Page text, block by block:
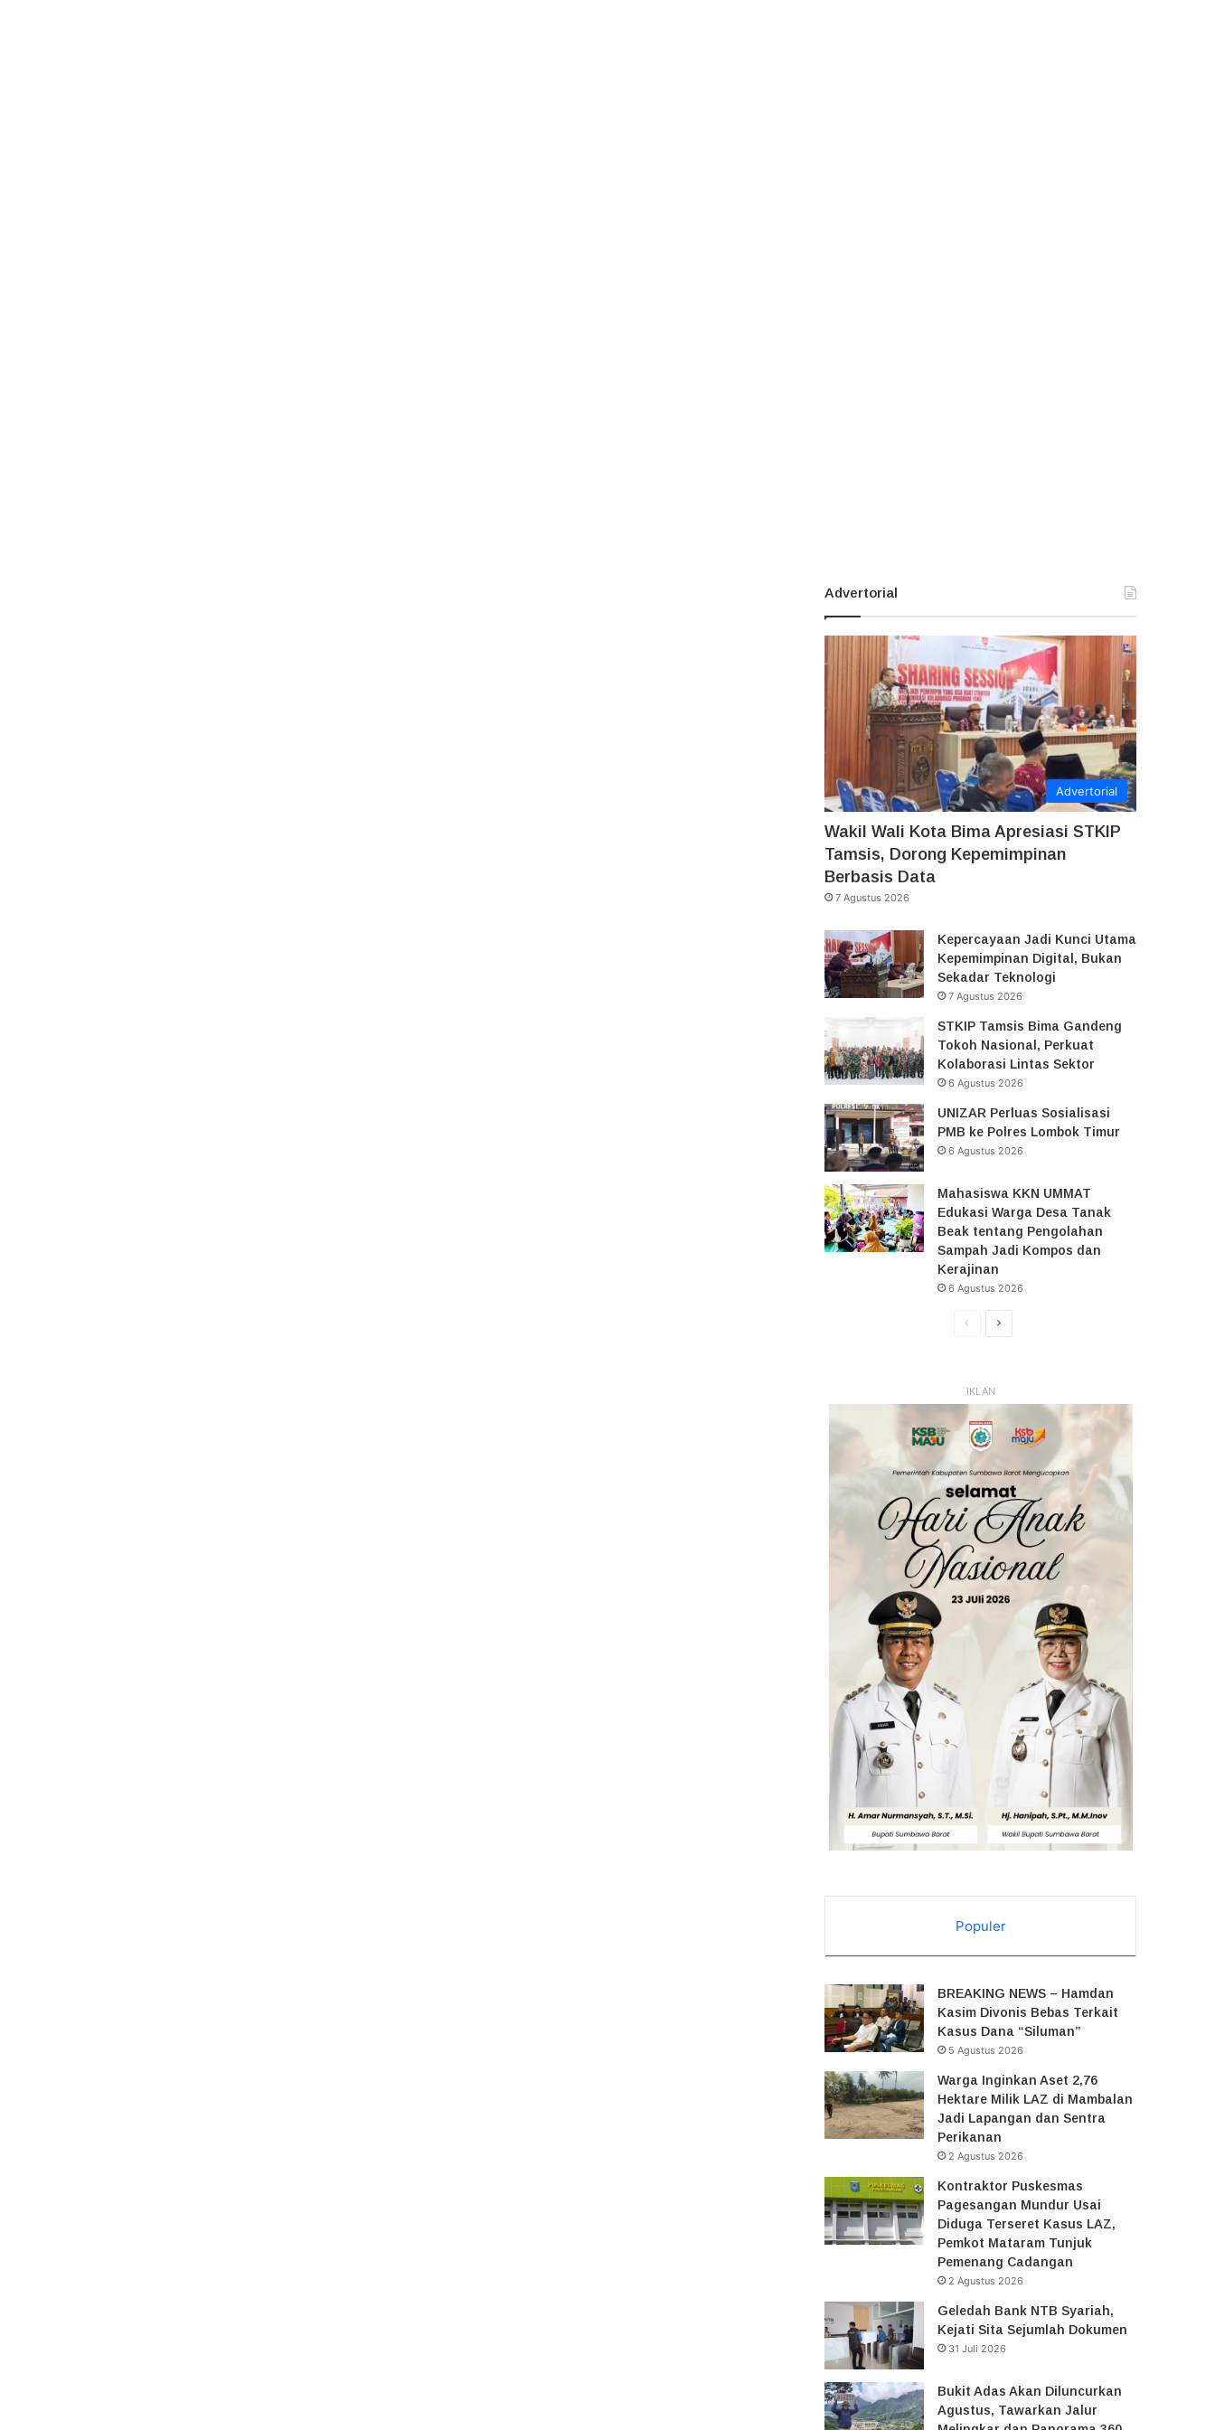
Advertorial
Advertorial
Wakil Wali Kota Bima Apresiasi STKIP
Tamsis, Dorong Kepemimpinan
Berbasis Data
7 Agustus 2026
Kepercayaan Jadi Kunci Utama
Kepemimpinan Digital, Bukan
Sekadar Teknologi
7 Agustus 2026
STKIP Tamsis Bima Gandeng
Tokoh Nasional, Perkuat
Kolaborasi Lintas Sektor
6 Agustus 2026
UNIZAR Perluas Sosialisasi
PMB ke Polres Lombok Timur
6 Agustus 2026
Mahasiswa KKN UMMAT
Edukasi Warga Desa Tanak
Beak tentang Pengolahan
Sampah Jadi Kompos dan
Kerajinan
6 Agustus 2026
HalamanHalaman
IKLAN
Populer
BREAKING NEWS – Hamdan
Kasim Divonis Bebas Terkait
Kasus Dana “Siluman”
5 Agustus 2026
Warga Inginkan Aset 2,76
Hektare Milik LAZ di Mambalan
Jadi Lapangan dan Sentra
Perikanan
2 Agustus 2026
Kontraktor Puskesmas
Pagesangan Mundur Usai
Diduga Terseret Kasus LAZ,
Pemkot Mataram Tunjuk
Pemenang Cadangan
2 Agustus 2026
Geledah Bank NTB Syariah,
Kejati Sita Sejumlah Dokumen
31 Juli 2026
Bukit Adas Akan Diluncurkan
Agustus, Tawarkan Jalur